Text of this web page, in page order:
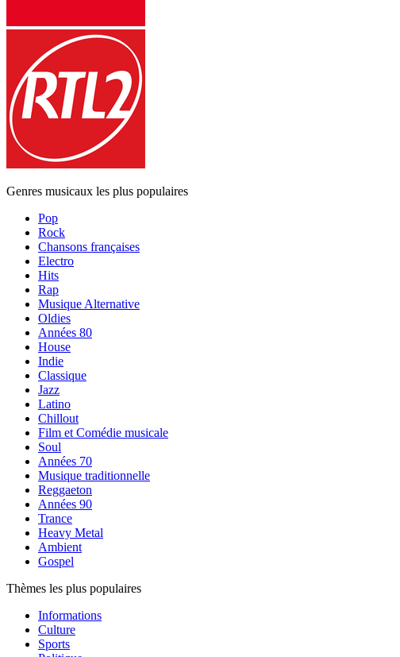
Genres musicaux les plus populaires
Pop
Rock
Chansons françaises
Electro
Hits
Rap
Musique Alternative
Oldies
Années 80
House
Indie
Classique
Jazz
Latino
Chillout
Film et Comédie musicale
Soul
Années 70
Musique traditionnelle
Reggaeton
Années 90
Trance
Heavy Metal
Ambient
Gospel
Thèmes les plus populaires
Informations
Culture
Sports